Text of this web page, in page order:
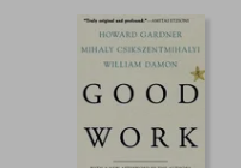
55%
dcto.